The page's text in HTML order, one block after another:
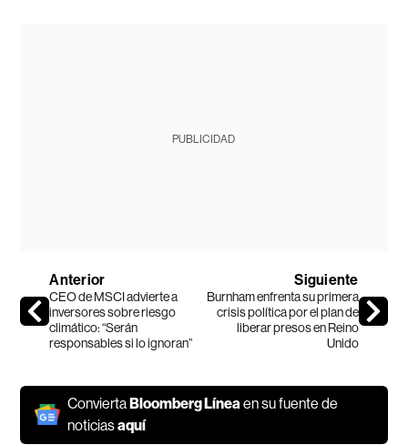
PUBLICIDAD
Anterior
CEO de MSCI advierte a
inversores sobre riesgo
climático: “Serán
responsables si lo ignoran”
Siguiente
Burnham enfrenta su primera
crisis política por el plan de
liberar presos en Reino
Unido
ConviertaBloomberg Línea en su fuente de
noticiasaquí